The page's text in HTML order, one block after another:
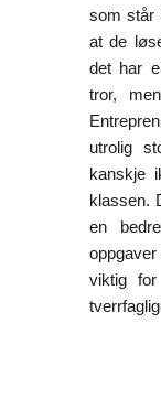
som står
at de
det har
tror,
utrolig
kanskje
klassen.
en
viktig